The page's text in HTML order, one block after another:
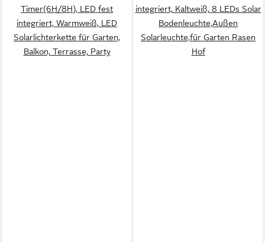
Timer(6H/8H), LED fest
integriert, Warmweiß, LED
Solarlichterkette für Garten,
Balkon, Terrasse, Party
integriert, Kaltweiß, 8 LEDs Solar
Bodenleuchte,Außen
Solarleuchte,für Garten Rasen
Hof